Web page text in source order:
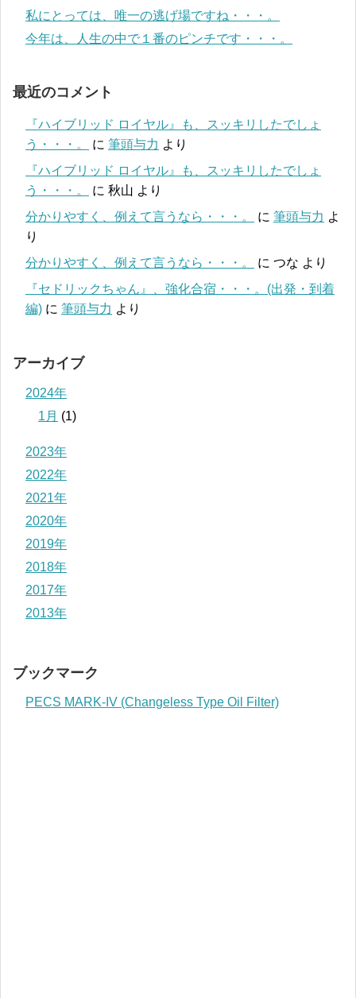
私にとっては、唯一の逃げ場ですね・・・。
今年は、人生の中で１番のピンチです・・・。
最近のコメント
『ハイブリッド ロイヤル』も、スッキリしたでしょ
う・・・。
に 筆頭与力 より
『ハイブリッド ロイヤル』も、スッキリしたでしょ
う・・・。
に 秋山 より
分かりやすく、例えて言うなら・・・。
に 筆頭与力 よ
り
分かりやすく、例えて言うなら・・・。
に つな より
『セドリックちゃん』、強化合宿・・・。(出発・到着
編) に 筆頭与力 より
アーカイブ
2024年
1月 (1)
2023年
2022年
2021年
2020年
2019年
2018年
2017年
2013年
ブックマーク
PECS MARK-IV (Changeless Type Oil Filter)